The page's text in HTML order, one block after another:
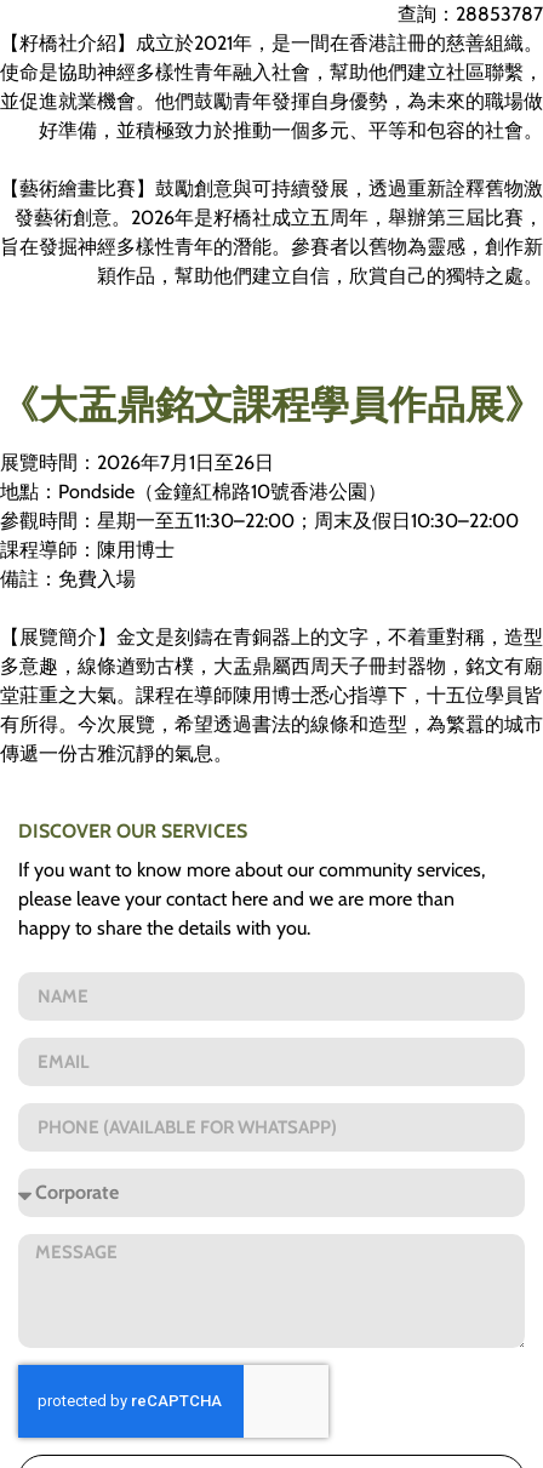
查詢：28853787
【籽橋社介紹】成立於2021年，是一間在香港註冊的慈善組織。
使命是協助神經多樣性青年融入社會，幫助他們建立社區聯繫，
並促進就業機會。他們鼓勵青年發揮自身優勢，為未來的職場做
好準備，並積極致力於推動一個多元、平等和包容的社會。
【藝術繪畫比賽】鼓勵創意與可持續發展，透過重新詮釋舊物激
發藝術創意。2026年是籽橋社成立五周年，舉辦第三屆比賽，
旨在發掘神經多樣性青年的潛能。參賽者以舊物為靈感，創作新
穎作品，幫助他們建立自信，欣賞自己的獨特之處。
《大盂鼎銘文課程學員作品展》
展覽時間：2026年7月1日至26日
地點：Pondside（金鐘紅棉路10號香港公園）
參觀時間：星期一至五11:30–22:00；周末及假日10:30–22:00
課程導師：陳用博士
備註：免費入場
【展覽簡介】金文是刻鑄在青銅器上的文字，不着重對稱，造型
多意趣，線條遒勁古樸，大盂鼎屬西周天子冊封器物，銘文有廟
堂莊重之大氣。課程在導師陳用博士悉心指導下，十五位學員皆
有所得。今次展覽，希望透過書法的線條和造型，為繁囂的城市
傳遞一份古雅沉靜的氣息。
DISCOVER OUR SERVICES
If you want to know more about our community services,
please leave your contact here and we are more than
happy to share the details with you.